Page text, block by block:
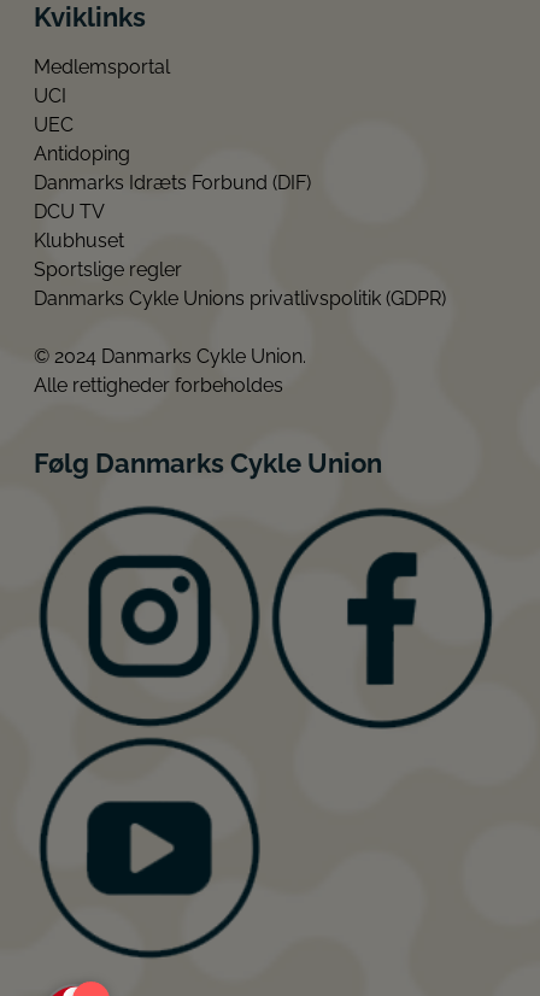
Kviklinks
Medlemsportal
UCI
UEC
Antidoping
Danmarks Idræts Forbund (DIF)
DCU TV
Klubhuset
Sportslige regler
Danmarks Cykle Unions privatlivspolitik (GDPR)
© 2024 Danmarks Cykle Union.
Alle rettigheder forbeholdes
Følg Danmarks Cykle Union